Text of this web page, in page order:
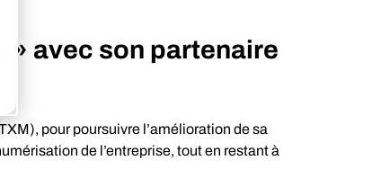
Newsroom
» avec son partenaire
pour poursuivre l’amélioration de sa
de l’entreprise, tout en restant à